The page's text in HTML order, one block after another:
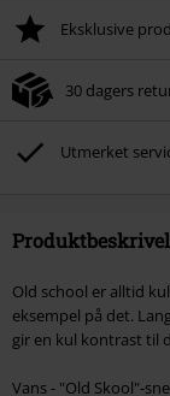
Når du har skrevet inn
Kan ikke kombineres
Lindemann, Böhse
gavekort og varer som
Eksklusive
30 dagers
Utmerket
Old school er alltid
eksempel på det.
gir en kul kontrast til
Vans - "Old Skool"-